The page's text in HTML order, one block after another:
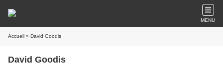
MENU
Accueil » David Goodis
David Goodis